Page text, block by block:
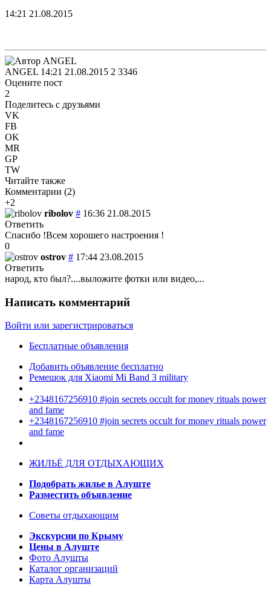
14:21 21.08.2015
ANGEL 14:21 21.08.2015 2 3346
Оцените пост
2
Поделитесь с друзьями
VK
FB
OK
MR
GP
TW
Читайте также
Комментарии (2)
+2
ribolov # 16:36 21.08.2015
Ответить
Спасибо !Всем хорошего настроения !
0
ostrov # 17:44 23.08.2015
Ответить
народ, кто был?....выложите фотки или видео,...
Написать комментарий
Войти или зарегистрироваться
Бесплатные объявления
Добавить объявление бесплатно
Ремешок для Xiaomi Mi Band 3 military
+2348167256910 #join secrets occult for money rituals power
and fame
+2348167256910 #join secrets occult for money rituals power
and fame
ЖИЛЬЁ ДЛЯ ОТДЫХАЮЩИХ
Подобрать жилье в Алуште
Разместить объявление
Советы отдыхающим
Экскурсии по Крыму
Цены в Алуште
Фото Алушты
Каталог организаций
Карта Алушты